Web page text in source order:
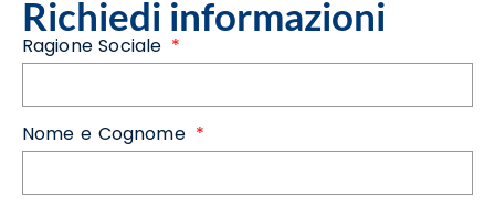
Richiedi informazioni
Ragione Sociale
Nome e Cognome